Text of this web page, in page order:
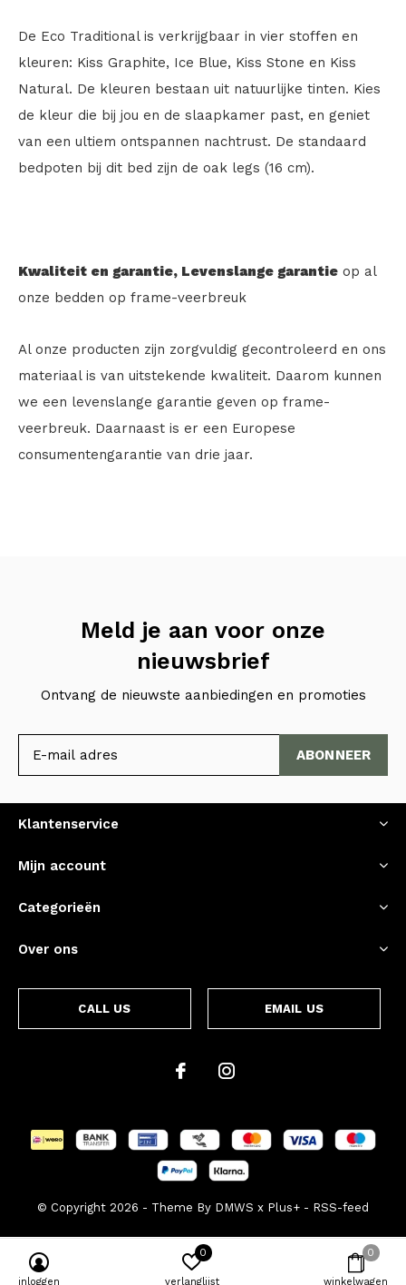
De Eco Traditional is verkrijgbaar in vier stoffen en
kleuren: Kiss Graphite, Ice Blue, Kiss Stone en Kiss
Natural. De kleuren bestaan uit natuurlijke tinten. Kies
de kleur die bij jou en de slaapkamer past, en geniet
van een ultiem ontspannen nachtrust. De standaard
bedpoten bij dit bed zijn de oak legs (16 cm).
Kwaliteit en garantie, Levenslange garantie op al
onze bedden op frame-veerbreuk
Al onze producten zijn zorgvuldig gecontroleerd en ons
materiaal is van uitstekende kwaliteit. Daarom kunnen
we een levenslange garantie geven op frame-
veerbreuk. Daarnaast is er een Europese
consumentengarantie van drie jaar.
Meld je aan voor onze
nieuwsbrief
Ontvang de nieuwste aanbiedingen en promoties
ABONNEER
Klantenservice
Mijn account
Categorieën
Over ons
CALL US EMAIL US
© Copyright 2026 - Theme By DMWS x Plus+ - RSS-feed
inloggen verlanglijst
0
winkelwagen
0